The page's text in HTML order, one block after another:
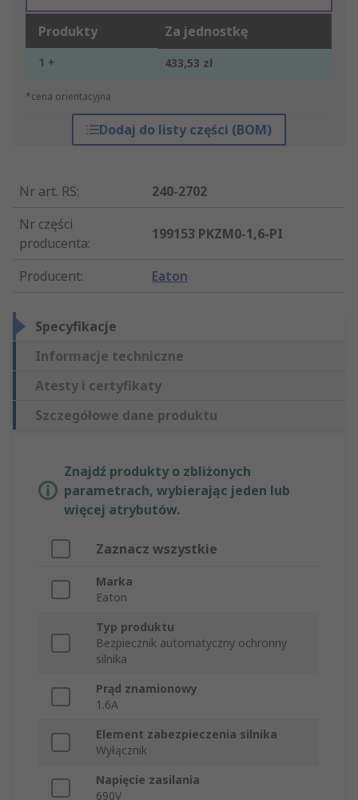
Produkty Za jednostkę
1 + 433,53 zł
*cena orientacyjna
Dodaj do listy części (BOM)
Nr art. RS:
240-2702
Nr części
producenta:
199153 PKZM0-1,6-PI
Producent: Eaton
Specyfikacje
Informacje techniczne
Atesty i certyfikaty
Szczegółowe dane produktu
Znajdź produkty o zbliżonych
parametrach, wybierając jeden lub
więcej atrybutów.
Zaznacz wszystkie
Marka
Eaton
Typ produktu
Bezpiecznik automatyczny ochronny
silnika
Prąd znamionowy
1.6A
Element zabezpieczenia silnika
Wyłącznik
Napięcie zasilania
690V